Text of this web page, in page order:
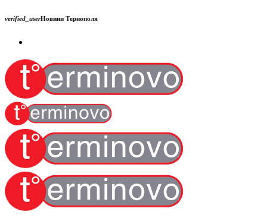
verified_userНовини Тернополя